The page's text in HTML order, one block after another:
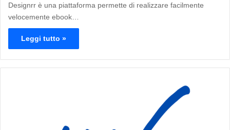
Designrr è una piattaforma permette di realizzare facilmente
velocemente ebook…
Leggi tutto »